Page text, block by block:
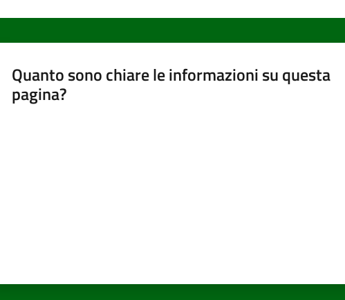
Quanto sono chiare le informazioni su questa
pagina?